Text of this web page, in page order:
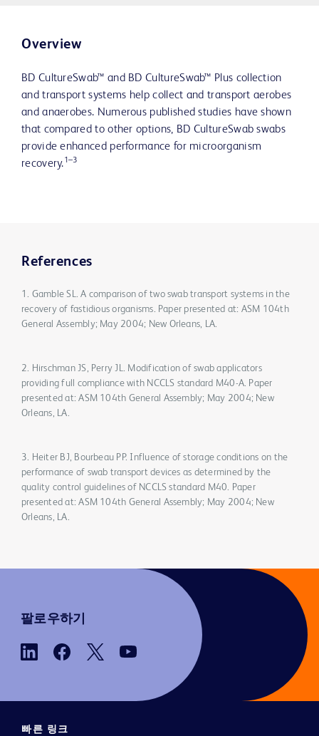
Overview
BD CultureSwab™ and BD CultureSwab™ Plus collection
and transport systems help collect and transport aerobes
and anaerobes. Numerous published studies have shown
that compared to other options, BD CultureSwab swabs
provide enhanced performance for microorganism
recovery.1–3
References
1. Gamble SL. A comparison of two swab transport systems in the
recovery of fastidious organisms. Paper presented at: ASM 104th
General Assembly; May 2004; New Orleans, LA.
2. Hirschman JS, Perry JL. Modification of swab applicators
providing full compliance with NCCLS standard M40-A. Paper
presented at: ASM 104th General Assembly; May 2004; New
Orleans, LA.
3. Heiter BJ, Bourbeau PP. Influence of storage conditions on the
performance of swab transport devices as determined by the
quality control guidelines of NCCLS standard M40. Paper
presented at: ASM 104th General Assembly; May 2004; New
Orleans, LA.
팔로우하기
빠른 링크